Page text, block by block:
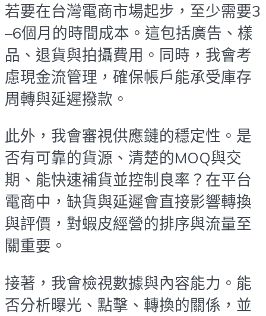
若要在台灣電商市場起步，至少需要3
–6個月的時間成本。這包括廣告、樣
品、退貨與拍攝費用。同時，我會考
慮現金流管理，確保帳戶能承受庫存
周轉與延遲撥款。
此外，我會審視供應鏈的穩定性。是
否有可靠的貨源、清楚的MOQ與交
期、能快速補貨並控制良率？在平台
電商中，缺貨與延遲會直接影響轉換
與評價，對蝦皮經營的排序與流量至
關重要。
接著，我會檢視數據與內容能力。能
否分析曝光、點擊、轉換的關係，並